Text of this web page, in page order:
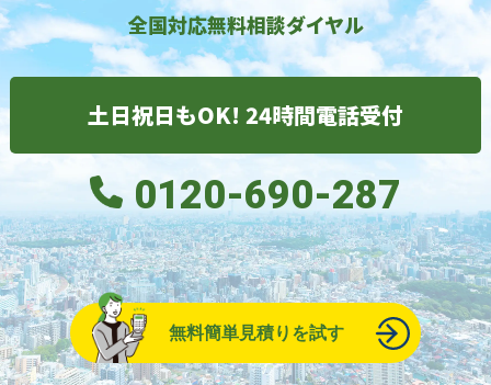
全国対応無料相談ダイヤル
土日祝日もOK! 24時間電話受付
0120-690-287
無料簡単見積りを試す